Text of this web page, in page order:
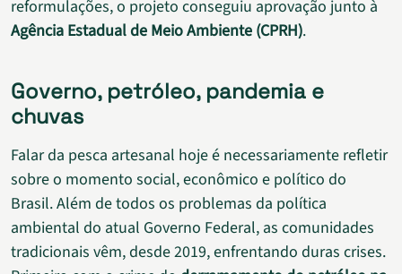
reformulações, o projeto conseguiu aprovação junto à
Agência Estadual de Meio Ambiente (CPRH).
Governo, petróleo, pandemia e
chuvas
Falar da pesca artesanal hoje é necessariamente refletir
sobre o momento social, econômico e político do
Brasil. Além de todos os problemas da política
ambiental do atual Governo Federal, as comunidades
tradicionais vêm, desde 2019, enfrentando duras crises.